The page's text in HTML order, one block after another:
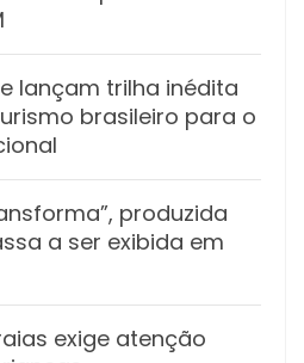
lançam trilha inédita
brasileiro para o
produzida
a ser exibida em
exige atenção